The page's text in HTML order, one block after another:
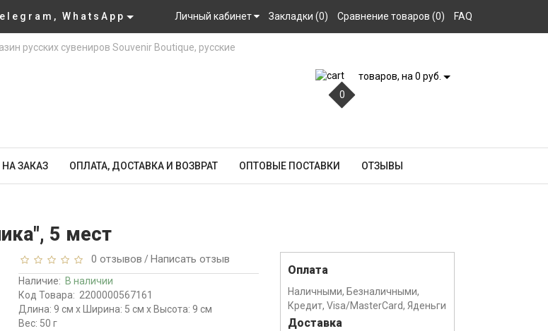
WhatsApp Личный кабинет Закладки (0) Сравнение товаров (0) FAQ
0
товаров, на 0 руб.
ЗАКАЗ ОПЛАТА, ДОСТАВКА И ВОЗВРАТ ОПТОВЫЕ ПОСТАВКИ ОТЗЫВЫ
5 мест
0 отзывов / Написать отзыв
Наличие: В наличии
Код Товара: 2200000567161
Длина: 9 см x Ширина: 5 см x Высота: 9 см
Вес: 50 г
Оплата
Наличными, Безналичными,
Кредит, Visa/MasterCard, Яденьги
Доставка